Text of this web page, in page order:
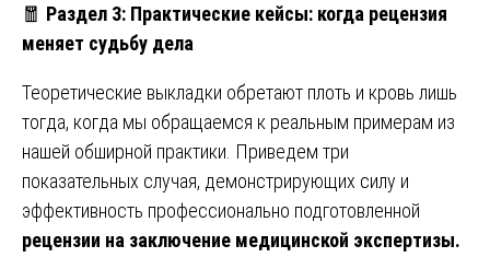
🧧 Раздел 3: Практические кейсы: когда рецензия
меняет судьбу дела
Теоретические выкладки обретают плоть и кровь лишь
тогда, когда мы обращаемся к реальным примерам из
нашей обширной практики. Приведем три
показательных случая, демонстрирующих силу и
эффективность профессионально подготовленной
рецензии на заключение медицинской экспертизы.